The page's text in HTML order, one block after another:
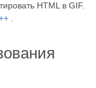
HTML в GIF.